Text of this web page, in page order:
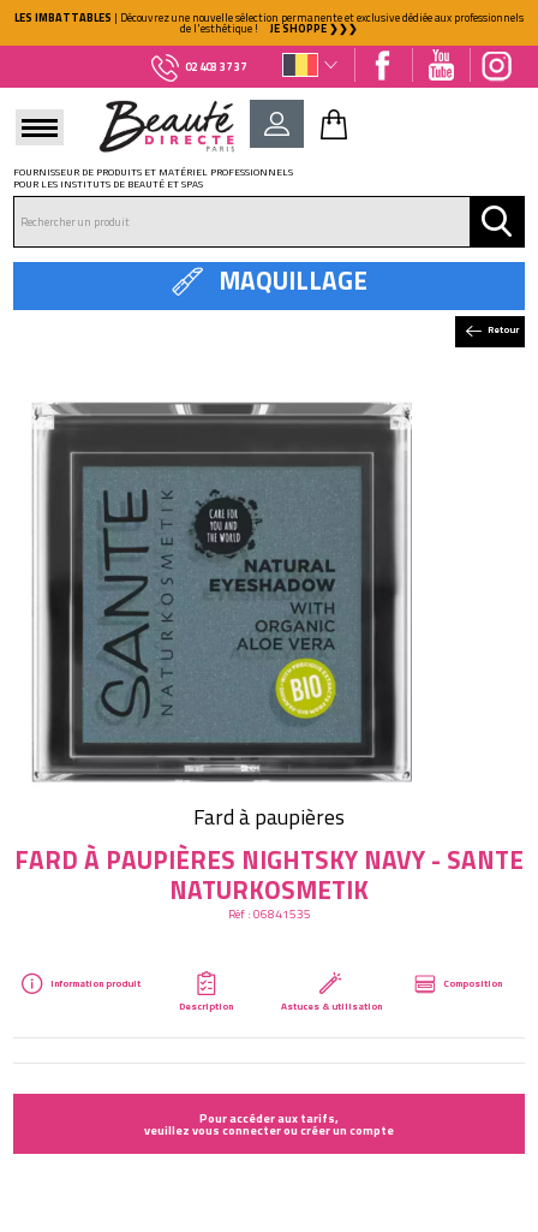
LES IMBATTABLES | Découvrez une nouvelle sélection permanente et exclusive dédiée aux professionnels
de l'esthétique ! JE SHOPPE ❯❯❯
02 403 37 37
NOUVEAU CLIENT ?
Créez votre compte
Créer mon compte
FOURNISSEUR DE PRODUITS ET MATÉRIEL PROFESSIONNELS
POUR LES INSTITUTS DE BEAUTÉ ET SPAS
Retour
MAQUILLAGE
Fard à paupières
FARD À PAUPIÈRES NIGHTSKY NAVY - SANTE
NATURKOSMETIK
Réf :06841535
Information produit
Description
Astuces & utilisation
Composition
Pour accéder aux tarifs,
veuillez vous connecter ou créer un compte